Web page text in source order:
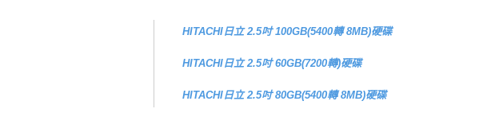
HITACHI日立 2.5吋 100GB(5400轉 8MB)硬碟
HITACHI日立 2.5吋 60GB(7200轉)硬碟
HITACHI日立 2.5吋 80GB(5400轉 8MB)硬碟